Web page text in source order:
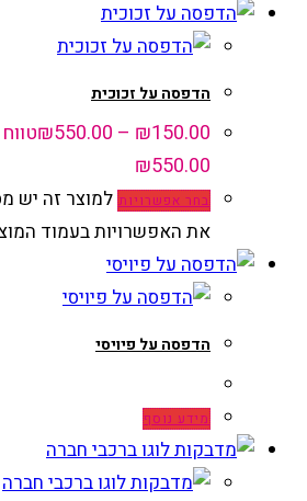
הדפסה על זכוכית
₪150.00
–
₪550.00
בחר אפשרויות למוצר זה יש
את האפשרויות בעמוד
הדפסה על פיויסי
מידע נוסף